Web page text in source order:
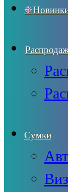
Сумки